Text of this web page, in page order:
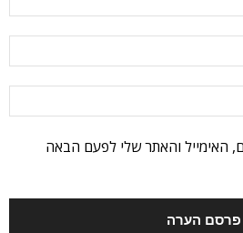
האימייל והאתר שלי לפעם הבאה